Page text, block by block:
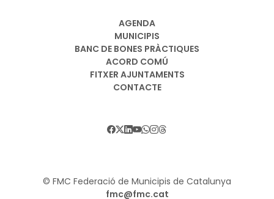
AGENDA
MUNICIPIS
BANC DE BONES PRÀCTIQUES
ACORD COMÚ
FITXER AJUNTAMENTS
CONTACTE
© FMC Federació de Municipis de Catalunya
fmc@fmc.cat